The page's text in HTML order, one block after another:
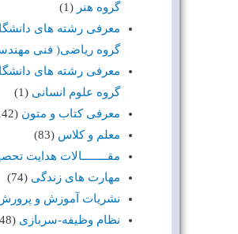
گروه هنر (1)
معرفی رشته های
گروه ریاضی( فنی
معرفی رشته های
گروه علوم انسانی (1)
معرفی کتاب و متون (142)
معلم و کلاس (83)
مقــــــــالات هدایت
مهارت های زندگی (74)
نشریات آموزش و
نظام وظیفه-سربازی (48)